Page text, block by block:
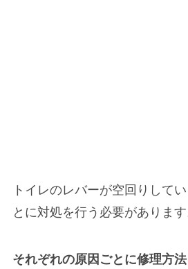
トイレのレバーが空回りして
とに対処を行う必要があります
それぞれの原因ごとに修理方